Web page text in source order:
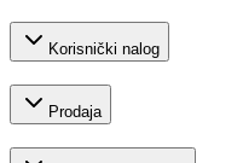
Korisnički nalog
Prodaja